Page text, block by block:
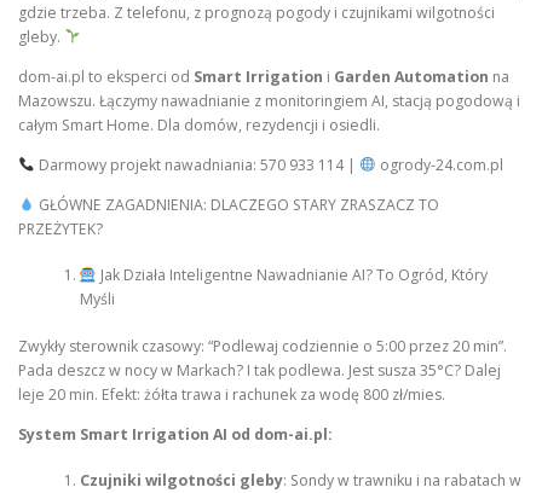
gdzie trzeba. Z telefonu, z prognozą pogody i czujnikami wilgotności
gleby.
dom-ai.pl to eksperci od Smart Irrigation i Garden Automation na
Mazowszu. Łączymy nawadnianie z monitoringiem AI, stacją pogodową i
całym Smart Home. Dla domów, rezydencji i osiedli.
Darmowy projekt nawadniania: 570 933 114 |
ogrody-24.com.pl
GŁÓWNE ZAGADNIENIA: DLACZEGO STARY ZRASZACZ TO
PRZEŻYTEK?
Jak Działa Inteligentne Nawadnianie AI? To Ogród, Który
Myśli
Zwykły sterownik czasowy: “Podlewaj codziennie o 5:00 przez 20 min”.
Pada deszcz w nocy w Markach? I tak podlewa. Jest susza 35°C? Dalej
leje 20 min. Efekt: żółta trawa i rachunek za wodę 800 zł/mies.
System Smart Irrigation AI od dom-ai.pl:
Czujniki wilgotności gleby: Sondy w trawniku i na rabatach w